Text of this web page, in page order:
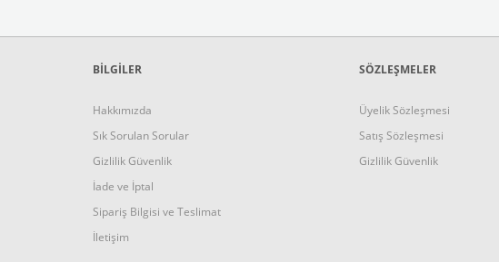
BİLGİLER
Hakkımızda
Sık Sorulan Sorular
Gizlilik Güvenlik
İade ve İptal
Sipariş Bilgisi ve Teslimat
İletişim
SÖZLEŞMELER
Üyelik Sözleşmesi
Satış Sözleşmesi
Gizlilik Güvenlik